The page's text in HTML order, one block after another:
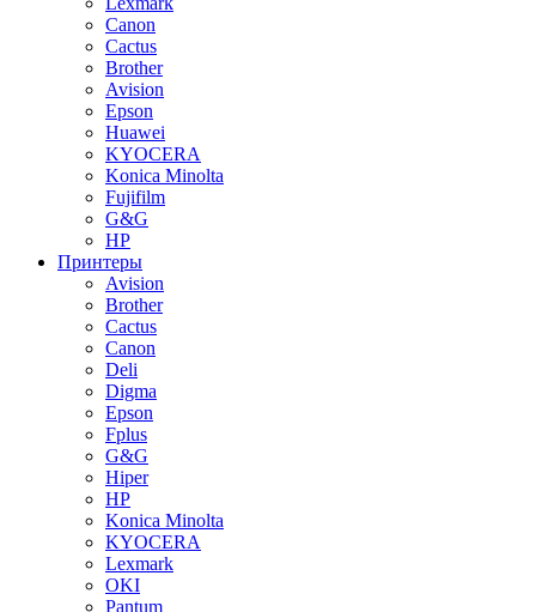
Canon
Cactus
Brother
Avision
Epson
Huawei
KYOCERA
Konica Minolta
Fujifilm
G&G
HP
Принтеры
Avision
Brother
Cactus
Canon
Deli
Digma
Epson
Fplus
G&G
Hiper
HP
Konica Minolta
KYOCERA
Lexmark
OKI
Pantum